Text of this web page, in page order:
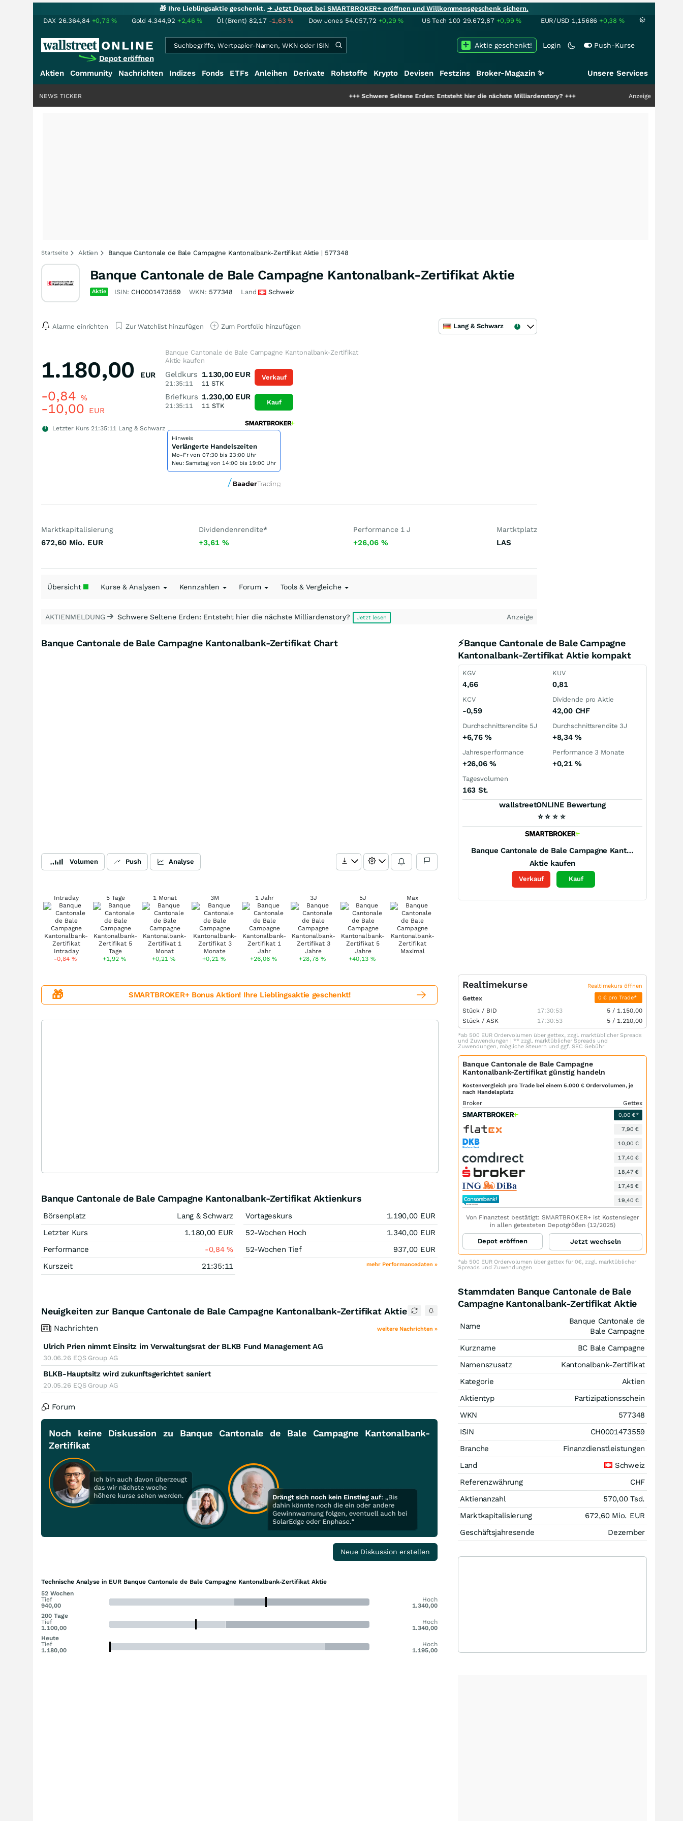
🎁 Ihre Lieblingsaktie geschenkt.→ Jetzt Depot bei SMARTBROKER+ eröffnen und Willkommensgeschenk sichern.
DAX 26.364,84 +0,73% Gold 4.344,92 +2,46% Öl (Brent) 82,17 -1,63% Dow Jones 54.057,72 +0,29% US Tech 100 29.672,87 +0,99% EUR/USD 1,15686 +0,38 %
Depot eröffnen
Login Push-Kurse
Aktie geschenkt!
Aktien Community Nachrichten Indizes Fonds ETFs Anleihen Derivate Rohstoffe Krypto Devisen Festzins Broker-Magazin ✨ Unsere Services
Schwere Seltene Erden: Entsteht hier die nächste Milliardenstory?+++ Anzeige
NEWS TICKER
Startseite Aktien Banque Cantonale de Bale Campagne Kantonalbank-Zertifikat Aktie | 577348
Banque Cantonale de Bale Campagne Kantonalbank-Zertifikat Aktie
Aktie ISIN: CH0001473559 WKN: 577348 Land Schweiz
Alarme einrichten Zur Watchlist hinzufügen Zum Portfolio hinzufügen Lang & Schwarz
1.180,00 EUR
-0,84 %
-10,00 EUR
Letzter Kurs 21:35:11 Lang & Schwarz
Banque Cantonale de Bale Campagne Kantonalbank-Zertifikat
Aktie kaufen
Geldkurs
21:35:11
1.130,00 EUR
11 STK
Briefkurs
21:35:11
1.230,00 EUR
11 STK
Verkauf
Kauf
Hinweis
Verlängerte Handelszeiten
Mo-Fr von 07:30 bis 23:00 Uhr
Neu: Samstag von 14:00 bis 19:00 Uhr
Marktkapitalisierung
672,60 Mio. EUR
Dividendenrendite*
+3,61 %
Performance 1 J
+26,06 %
Martktplatz
LAS
Übersicht Kurse & Analysen Kennzahlen Forum Tools & Vergleiche
AKTIENMELDUNG Schwere Seltene Erden: Entsteht hier die nächste Milliardenstory? Jetzt lesen Anzeige
Banque Cantonale de Bale Campagne Kantonalbank-Zertifikat Chart
Volumen Push Analyse
Intraday
-0,84 %
5 Tage
+1,92%
1 Monat
+0,21%
3M
+0,21 %
1 Jahr
+26,06 %
3J
+28,78%
5J
+40,13 %
Max
⚡Banque Cantonale de Bale Campagne
Kantonalbank-Zertifikat Aktie kompakt
KGV
4,66
KUV
0,81
KCV
-0,59
Dividende pro Aktie
42,00 CHF
Durchschnittsrendite 5J
+6,76%
Durchschnittsrendite 3J
+8,34%
Jahresperformance
+26,06 %
Performance 3 Monate
+0,21%
Tagesvolumen
163 St.
wallstreetONLINE Bewertung
⭐ ⭐ ⭐ ⭐
Banque Cantonale de Bale Campagne Kantonalbank-Zertifikat
Aktie kaufen
Verkauf Kauf
🎁 SMARTBROKER+ Bonus Aktion! Ihre Lieblingsaktie geschenkt!
Banque Cantonale de Bale Campagne Kantonalbank-Zertifikat Aktienkurs
Börsenplatz
Lang & Schwarz
Letzter Kurs
1.180,00 EUR
Performance
-0,84%
Kurszeit
21:35:11
Vortageskurs 1.190,00 EUR
52-Wochen Hoch
1.340,00 EUR
52-Wochen Tief
937,00 EUR
mehr Performancedaten »
Neuigkeiten zur Banque Cantonale de Bale Campagne Kantonalbank-Zertifikat Aktie
Nachrichten weitere Nachrichten »
Ulrich Prien nimmt Einsitz im Verwaltungsrat der BLKB Fund Management AG
30.06.26 EQS Group AG
BLKB-Hauptsitz wird zukunftsgerichtet saniert
20.05.26 EQS Group AG
Forum
Noch keine Diskussion zu Banque Cantonale de Bale Campagne Kantonalbank-
Zertifikat
Neue Diskussion erstellen
Technische Analyse in EUR Banque Cantonale de Bale Campagne Kantonalbank-Zertifikat Aktie
52 Wochen
Tief
940,00
Hoch
1.340,00
200 Tage
Tief
1.100,00
Hoch
1.340,00
Heute
Tief
1.180,00
Hoch
1.195,00
Realtimekurse Realtimekurs öffnen
Gettex 0 € pro Trade*
Stück / BID 17:30:53 5 / 1.150,00
Stück / ASK 17:30:53 5 / 1.210,00
*ab 500 EUR Ordervolumen über gettex, zzgl. marktüblicher Spreads
und Zuwendungen | ** zzgl. marktüblicher Spreads und
Zuwendungen, mögliche Steuern und ggf. SEC Gebühr
Banque Cantonale de Bale Campagne
Kantonalbank-Zertifikat günstig handeln
Kostenvergleich pro Trade bei einem 5.000 € Ordervolumen, je
nach Handelsplatz
Broker Gettex
0,00 €*
7,90 €
10,00 €
17,40 €
18,47 €
17,45 €
19,40 €
Von Finanztest bestätigt: SMARTBROKER+ ist Kostensieger
in allen getesteten Depotgrößen (12/2025)
Depot eröffnen Jetzt wechseln
*ab 500 EUR Ordervolumen über gettex für 0€, zzgl. marktüblicher
Spreads und Zuwendungen
Stammdaten Banque Cantonale de Bale
Campagne Kantonalbank-Zertifikat Aktie
Name
Banque Cantonale de
Bale Campagne
Kurzname
BC Bale Campagne
Namenszusatz
Kantonalbank-Zertifikat
Kategorie
Aktien
Aktientyp
Partizipationsschein
WKN
577348
ISIN
CH0001473559
Branche
Finanzdienstleistungen
Land
Schweiz
Referenzwährung
CHF
Aktienanzahl
570,00 Tsd.
Marktkapitalisierung
672,60 Mio. EUR
Geschäftsjahresende
Dezember